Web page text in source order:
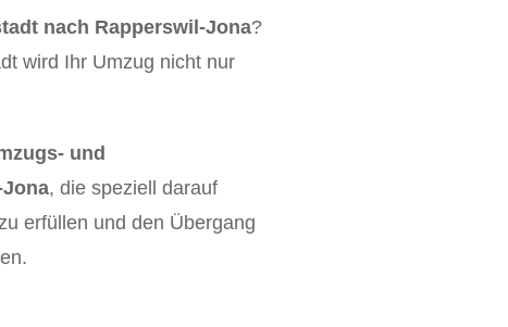
nach Rapperswil-Jona?
wird Ihr Umzug nicht nur
und
, die speziell darauf
erfüllen und den Übergang